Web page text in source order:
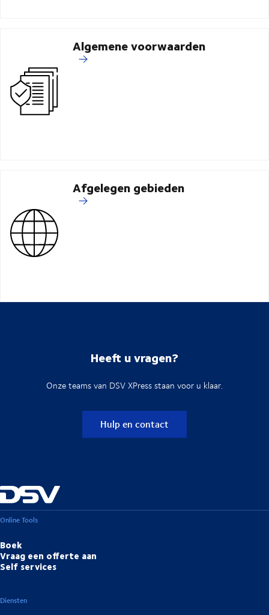
Algemene voorwaarden
Afgelegen gebieden
Heeft u vragen?
Onze teams van DSV XPress staan voor u klaar.
Hulp en contact
Online Tools
Boek
Vraag een offerte aan
Self services
Diensten